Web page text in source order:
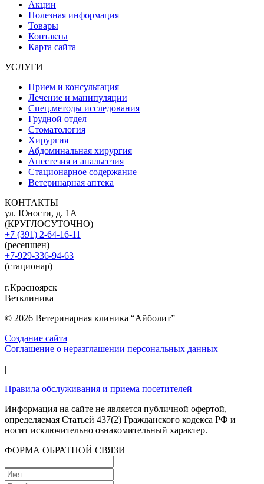
Акции
Полезная информация
Товары
Контакты
Карта сайта
УСЛУГИ
Прием и консультация
Лечение и манипуляции
Спец.методы исследования
Грудной отдел
Стоматология
Хирургия
Абдоминальная хирургия
Анестезия и анальгезия
Стационарное содержание
Ветеринарная аптека
КОНТАКТЫ
ул. Юности, д. 1А
(КРУГЛОСУТОЧНО)
+7 (391) 2-64-16-11
(ресепшен)
+7-929-336-94-63
(стационар)
г.Красноярск
Ветклиника
© 2026 Ветеринарная клиника “Айболит”
Создание сайта
Соглашение о неразглашении персональных данных
|
Правила обслуживания и приема посетителей
Информация на сайте не является публичной офертой,
определяемая Статьей 437(2) Гражданского кодекса РФ и
носит исключительно ознакомительный характер.
ФОРМА ОБРАТНОЙ СВЯЗИ